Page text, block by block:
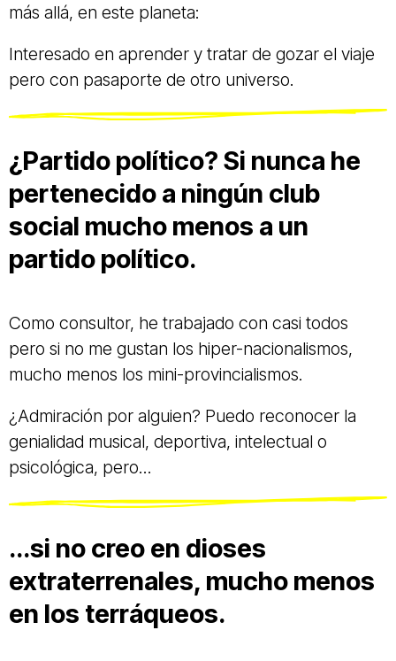
más allá, en este planeta:
Interesado en aprender y tratar de gozar el viaje
pero con pasaporte de otro universo.
¿Partido político? Si nunca he
pertenecido a ningún club
social mucho menos a un
partido político.
Como consultor, he trabajado con casi todos
pero si no me gustan los hiper-nacionalismos,
mucho menos los mini-provincialismos.
¿Admiración por alguien? Puedo reconocer la
genialidad musical, deportiva, intelectual o
psicológica, pero...
...si no creo en dioses
extraterrenales, mucho menos
en los terráqueos.